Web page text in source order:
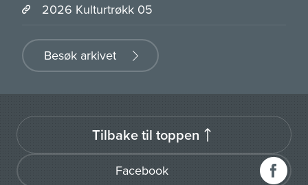
2026 Kulturtrøkk 05
Besøk arkivet
Facebook
Tilbake til toppen